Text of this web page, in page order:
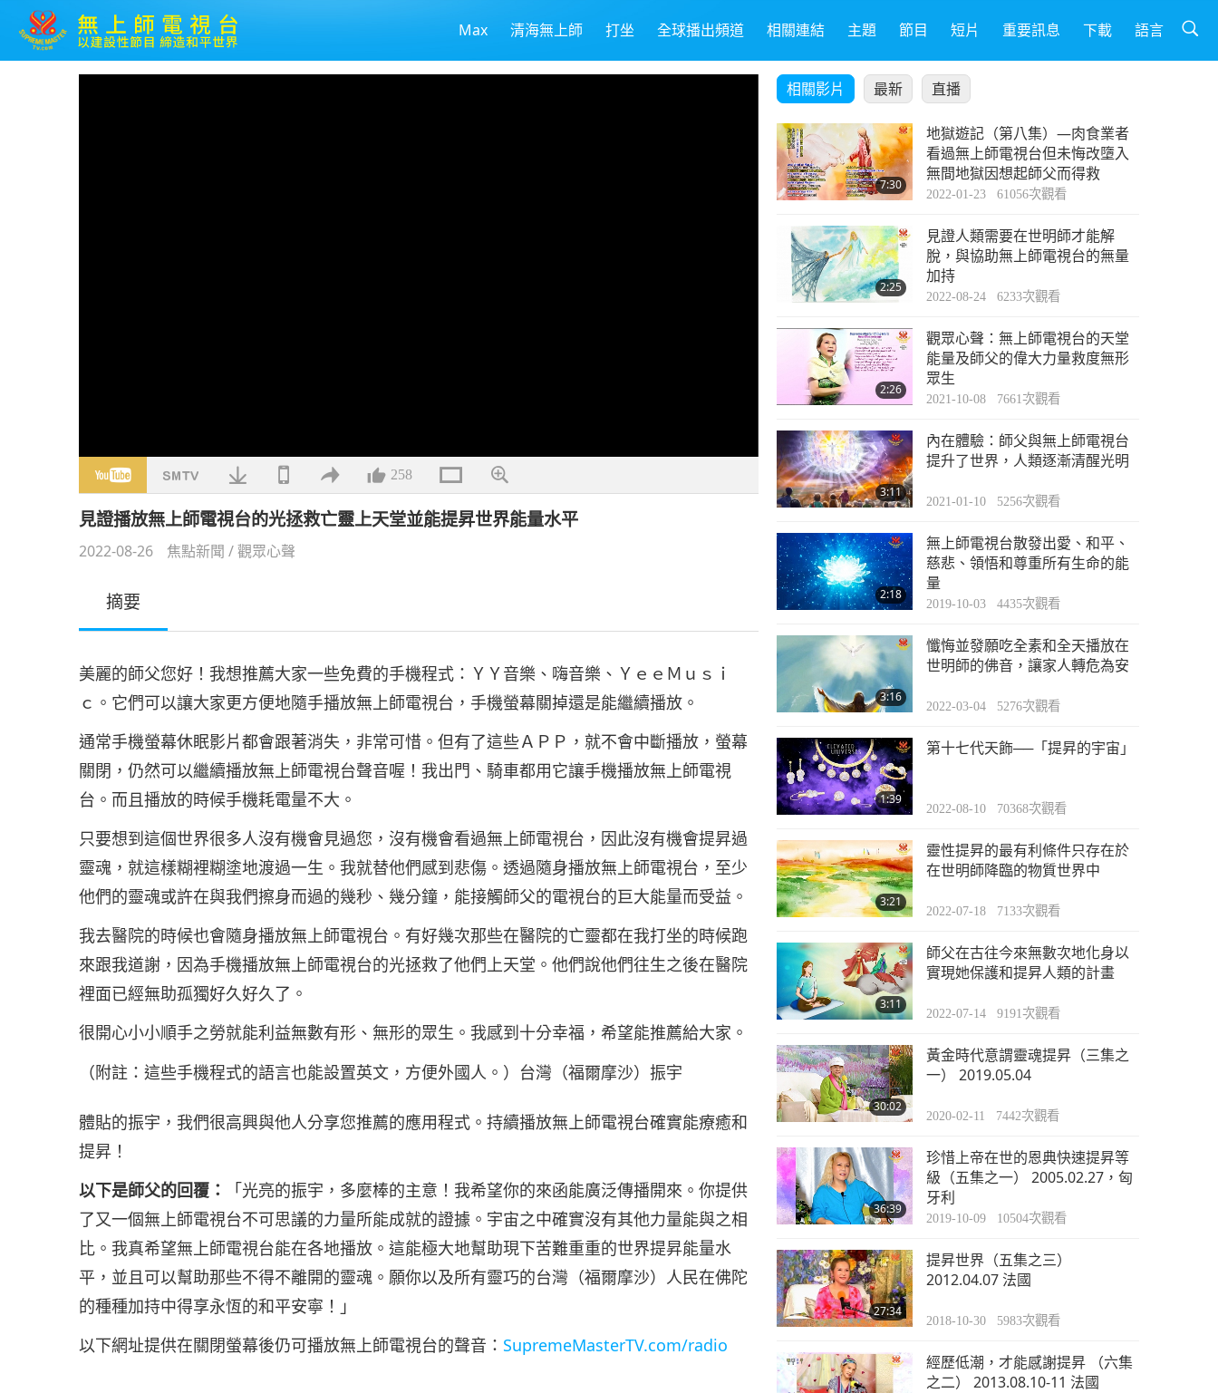
Max 清海無上師 打坐 全球播出頻道 相關連結 主題 節目 短片 重要訊息 下載 語言
258
見證播放無上師電視台的光拯救亡靈上天堂並能提昇世界能量水平
2022-08-26 焦點新聞 /觀眾心聲
摘要
美麗的師父您好！我想推薦大家一些免費的手機程式：ＹＹ音樂、嗨音樂、ＹｅｅＭｕｓｉ
ｃ。它們可以讓大家更方便地隨手播放無上師電視台，手機螢幕關掉還是能繼續播放。
通常手機螢幕休眠影片都會跟著消失，非常可惜。但有了這些ＡＰＰ，就不會中斷播放，螢幕
關閉，仍然可以繼續播放無上師電視台聲音喔！我出門、騎車都用它讓手機播放無上師電視
台。而且播放的時候手機耗電量不大。
只要想到這個世界很多人沒有機會見過您，沒有機會看過無上師電視台，因此沒有機會提昇過
靈魂，就這樣糊裡糊塗地渡過一生。我就替他們感到悲傷。透過隨身播放無上師電視台，至少
他們的靈魂或許在與我們擦身而過的幾秒、幾分鐘，能接觸師父的電視台的巨大能量而受益。
我去醫院的時候也會隨身播放無上師電視台。有好幾次那些在醫院的亡靈都在我打坐的時候跑
來跟我道謝，因為手機播放無上師電視台的光拯救了他們上天堂。他們說他們往生之後在醫院
裡面已經無助孤獨好久好久了。
很開心小小順手之勞就能利益無數有形、無形的眾生。我感到十分幸福，希望能推薦給大家。
（附註：這些手機程式的語言也能設置英文，方便外國人。）台灣（福爾摩沙）振宇
體貼的振宇，我們很高興與他人分享您推薦的應用程式。持續播放無上師電視台確實能療癒和
提昇！
以下是師父的回覆：
「光亮的振宇，多麼棒的主意！我希望你的來函能廣泛傳播開來。你提供
了又一個無上師電視台不可思議的力量所能成就的證據。宇宙之中確實沒有其他力量能與之相
比。我真希望無上師電視台能在各地播放。這能極大地幫助現下苦難重重的世界提昇能量水
平，並且可以幫助那些不得不離開的靈魂。願你以及所有靈巧的台灣（福爾摩沙）人民在佛陀
的種種加持中得享永恆的和平安寧！」
以下網址提供在關閉螢幕後仍可播放無上師電視台的聲音： SupremeMasterTV.com/radio
相關影片 最新 直播
7:30
地獄遊記（第八集）—肉食業者
看過無上師電視台但未悔改墮入
無間地獄因想起師父而得救
2022-01-23 61056次觀看
2:25
見證人類需要在世明師才能解
脫，與協助無上師電視台的無量
加持
2022-08-24 6233次觀看
2:26
觀眾心聲：無上師電視台的天堂
能量及師父的偉大力量救度無形
眾生
2021-10-08 7661次觀看
3:11
內在體驗：師父與無上師電視台
提升了世界，人類逐漸清醒光明
2021-01-10 5256次觀看
2:18
無上師電視台散發出愛、和平、
慈悲、領悟和尊重所有生命的能
量
2019-10-03 4435次觀看
3:16
懺悔並發願吃全素和全天播放在
世明師的佛音，讓家人轉危為安
2022-03-04 5276次觀看
1:39
第十七代天飾──「提昇的宇宙」
2022-08-10 70368次觀看
3:21
靈性提昇的最有利條件只存在於
在世明師降臨的物質世界中
2022-07-18 7133次觀看
3:11
師父在古往今來無數次地化身以
實現她保護和提昇人類的計畫
2022-07-14 9191次觀看
30:02
黃金時代意謂靈魂提昇（三集之
一） 2019.05.04
2020-02-11 7442次觀看
36:39
珍惜上帝在世的恩典快速提昇等
級（五集之一） 2005.02.27，匈
牙利
2019-10-09 10504次觀看
27:34
提昇世界（五集之三）
2012.04.07 法國
2018-10-30 5983次觀看
經歷低潮，才能感謝提昇 （六集
之二） 2013.08.10-11 法國